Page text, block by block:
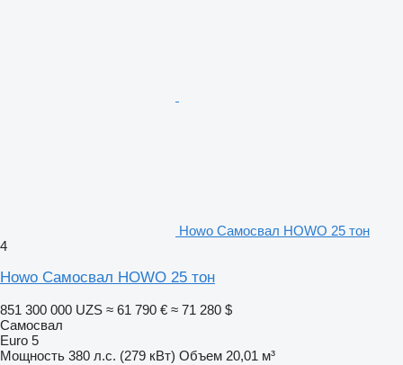
Howo Самосвал HOWO 25 тон
4
Howo Самосвал HOWO 25 тон
851 300 000 UZS ≈ 61 790 € ≈ 71 280 $
Самосвал
Euro 5
Мощность 380 л.с. (279 кВт) Объем 20,01 м³